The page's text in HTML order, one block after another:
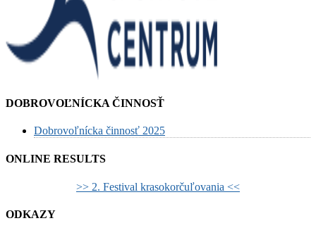
DOBROVOĽNÍCKA ČINNOSŤ
Dobrovoľnícka činnosť 2025
ONLINE RESULTS
>> 2. Festival krasokorčuľovania <<
ODKAZY